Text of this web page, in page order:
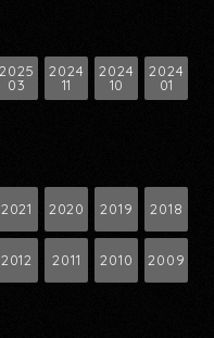
2025
03
2024
11
2024
10
2024
01
2021 2020 2019 2018
2012 2011 2010 2009